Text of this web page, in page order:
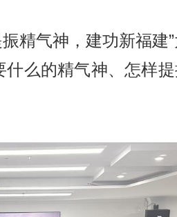
精气神，建功新福建
么的精气神、怎样